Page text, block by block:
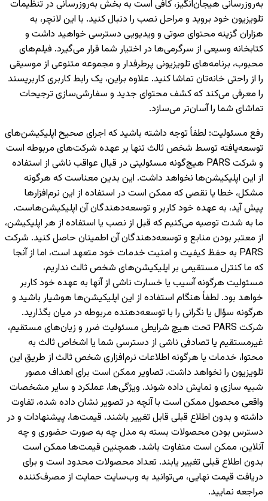
به‌روزرسانی هیجان‌انگیز، کافی است به بخش به‌روزرسانی در تنظیمات
تلویزیون خود بروید و مراحل نصب را دنبال کنید. با این لانچر، به
هزاران گزینه محتوای صوتی و ویدیویی دسترسی خواهید داشت و
کتابخانه وسیعی از سرگرمی‌ها در اختیار شما قرار می‌گیرد. فیلم‌های
محبوب، برنامه‌های تلویزیونی پرطرفدار و مجموعه متنوعی از موسیقی
را از راحتی خانه‌تان تماشا کنید. علاوه براین، یک رابط کاربری کاربرپسند
را معرفی می‌کند که کشف محتوای جدید و سفارشی‌سازی ترجیحات
تماشای شما را آسان‌تر می‌سازد.
رفع مسئولیت: لطفاً توجه داشته باشید که اجرای صحیح اپلیکیشن‌های
توسعه‌یافته توسط شخص ثالث تنها بر عهده شرکت‌های مربوطه است
و شرکت PARS هیچ‌گونه مسئولیتی در قبال عواقب ناشی از استفاده
از این اپلیکیشن‌ها نخواهد داشت. این بدین معناست که هرگونه
مشکل، خطا یا نقصی که ممکن است در استفاده از این نرم‌افزارها
پیش آید، به عهده خود کاربر و توسعه‌دهندگان آن اپلیکیشن‌هاست.
ما به شدت توصیه می‌کنیم که قبل از نصب یا استفاده از هر اپلیکیشن،
از معتبر بودن منابع و توسعه‌دهندگان آن اطمینان حاصل کنید. شرکت
PARS به حفظ کیفیت و امنیت خدمات خود متعهد است، اما از آنجا
که ما کنترل مستقیمی بر اپلیکیشن‌های شخص ثالث نداریم،
مسئولیت هرگونه آسیب یا خسارت ناشی از آنها به عهده خود کاربر
خواهد بود. لطفاً هنگام استفاده از این اپلیکیشن‌ها هوشیار باشید و
هرگونه سؤال یا نگرانی را با توسعه‌دهنده مربوطه در میان بگذارید.
شرکت PARS تحت هیچ شرایطی مسئولیت ضرر و زیان‌های مستقیم،
غیرمستقیم یا تصادفی ناشی از دسترسی شما یا اشخاص ثالث به
محتوا، خدمات یا هرگونه اطلاعات نرم‌افزاری شخص ثالث از طریق این
تلویزیون را نخواهد داشت. تصاویر ممکن است برای اهداف مصور
شبیه سازی و نمایش داده شوند. ویژگی‌ها، عملکرد و سایر مشخصات
واقعی محصول ممکن است با آنچه در تصویر نشان داده شده، تفاوت
داشته و بدون اطلاع قبلی قابل تغییر باشند. قیمت‌ها، پیشنهادات و در
دسترس بودن محصولات بسته به مدل چه به صورت حضوری و چه
آنلاین، ممکن است متفاوت باشد. همچنین قیمت‌ها ممکن است
بدون اطلاع قبلی تغییر یابند. تعداد محصولات محدود است و برای
دریافت قیمت نهایی، می‌توانید به وب‌سایت حمایت از مصرف‌کننده
مراجعه نمایید.